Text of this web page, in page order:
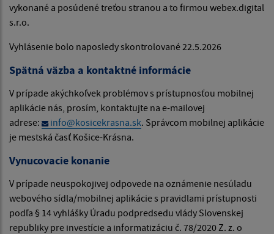
vykonané a posúdené treťou stranou a to firmou webex.digital
s.r.o.
Vyhlásenie bolo naposledy skontrolované 22.5.2026
Spätná väzba a kontaktné informácie
V prípade akýchkoľvek problémov s prístupnosťou mobilnej
aplikácie nás, prosím, kontaktujte na e-mailovej
adrese:
info@kosicekrasna.sk. Správcom mobilnej aplikácie
je mestská časť Košice-Krásna.
Vynucovacie konanie
V prípade neuspokojivej odpovede na oznámenie nesúladu
webového sídla/mobilnej aplikácie s pravidlami prístupnosti
podľa § 14 vyhlášky Úradu podpredsedu vlády Slovenskej
republiky pre investície a informatizáciu č. 78/2020 Z. z. o